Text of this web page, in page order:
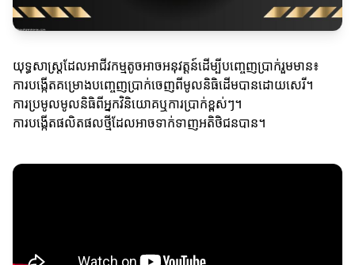
យុទ្ធសាស្ត្រដែលអាជីវកម្មតូចអាចអនុវត្តន៍ដើម្បីបញ្ចេញប្រាក់រួមមាន៖
ការបង្កើតគម្រោងបញ្ចេញប្រាក់ចេញពីមូលនិធិដើមបានដោយសេរី។
ការប្រមូលមូលនិធិពីអ្នកវិនិយោគឬការប្រាក់ខ្ពស់ៗ។
ការបង្កើតផលិតផលថ្មីដែលអាចទាក់ទាញអតិថិជនបាន។